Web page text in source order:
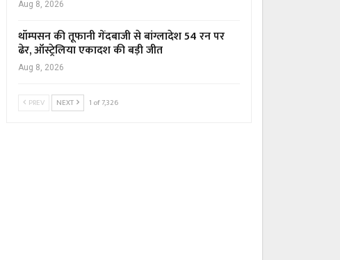
Aug 8, 2026
थॉम्पसन की तूफानी गेंदबाजी से बांग्लादेश 54 रन पर
ढेर, ऑस्ट्रेलिया एकादश की बड़ी जीत
Aug 8, 2026
PREV NEXT 1 of 7,326